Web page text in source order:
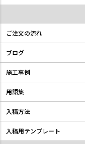
ご注文の流れ
ブログ
施工事例
用語集
入稿方法
入稿用テンプレート